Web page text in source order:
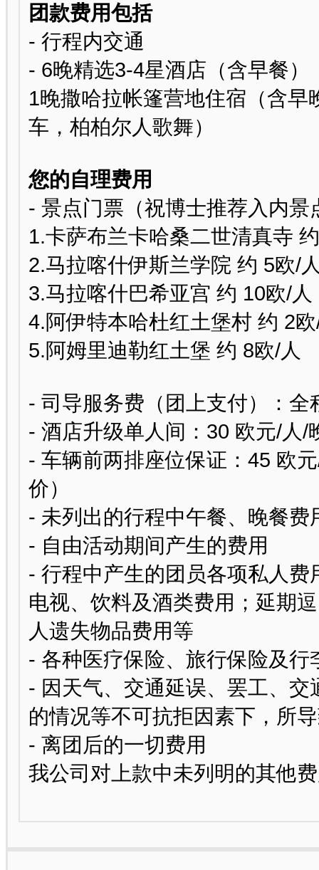
团款费用包括
- 行程内交通
- 6晚精选3-4星酒店（含早餐
1晚撒哈拉帐篷营地住宿（含
车，柏柏尔人歌舞）
您的自理费用
- 景点门票（祝博士推荐入内
1.卡萨布兰卡哈桑二世清真寺
2.马拉喀什伊斯兰学院 约 5欧/
3.马拉喀什巴希亚宫 约 10欧/人
4.阿伊特本哈杜红土堡村 约 2
5.阿姆里迪勒红土堡 约 8欧/人
- 司导服务费（团上支付）：全
- 酒店升级单人间：30 欧元/人/
- 车辆前两排座位保证：45 欧
价）
- 未列出的行程中午餐、晚餐费
- 自由活动期间产生的费用
- 行程中产生的团员各项私人
电视、饮料及酒类费用；延期
人遗失物品费用等
- 各种医疗保险、旅行保险及行
- 因天气、交通延误、罢工、
的情况等不可抗拒因素下，所
- 离团后的一切费用
我公司对上款中未列明的其他